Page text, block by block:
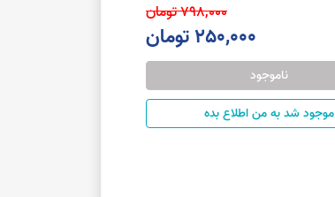
798,000 تومان
250,000 تومان
ناموجود
موجود شد به من اطلاع بده